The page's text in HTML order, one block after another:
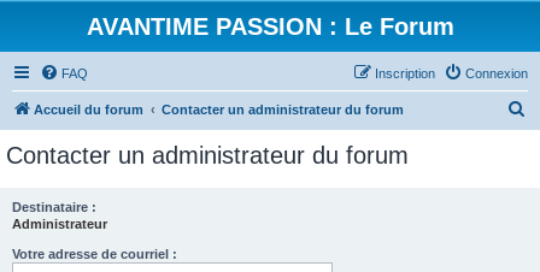
AVANTIME PASSION : Le Forum
FAQ Connexion
Inscription
Accueil du forum Contacter un administrateur du forum
Contacter un administrateur du forum
Destinataire :
Administrateur
Votre adresse de courriel :